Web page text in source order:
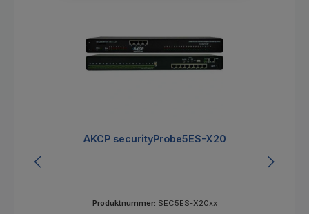
AKCP securityProbe5ES-X20
Produktnummer: SEC5ES-X20xx